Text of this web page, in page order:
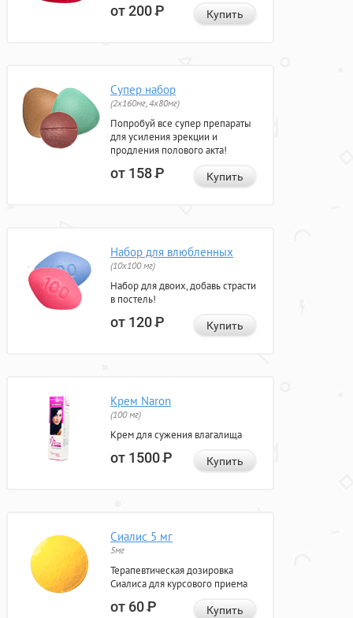
от 200Р Купить
Супер набор
(2х160мг, 4х80мг)
Попробуй все супер препараты
для усиления эрекции и
продления полового акта!
от 158Р Купить
Набор для влюбленных
(10х100 мг)
Набор для двоих, добавь страсти
в постель!
от 120Р Купить
Крем Naron
(100 мг)
Крем для сужения влагалища
от 1500Р Купить
Сиалис 5 мг
5мг
Терапевтическая дозировка
Сиалиса для курсового приема
от 60Р Купить